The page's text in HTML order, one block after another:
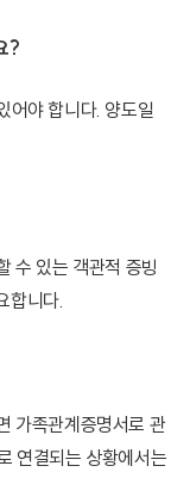
?
어야 합니다. 양도일
수 있는 객관적 증빙
합니다.
가족관계증명서로 관
연결되는 상황에서는